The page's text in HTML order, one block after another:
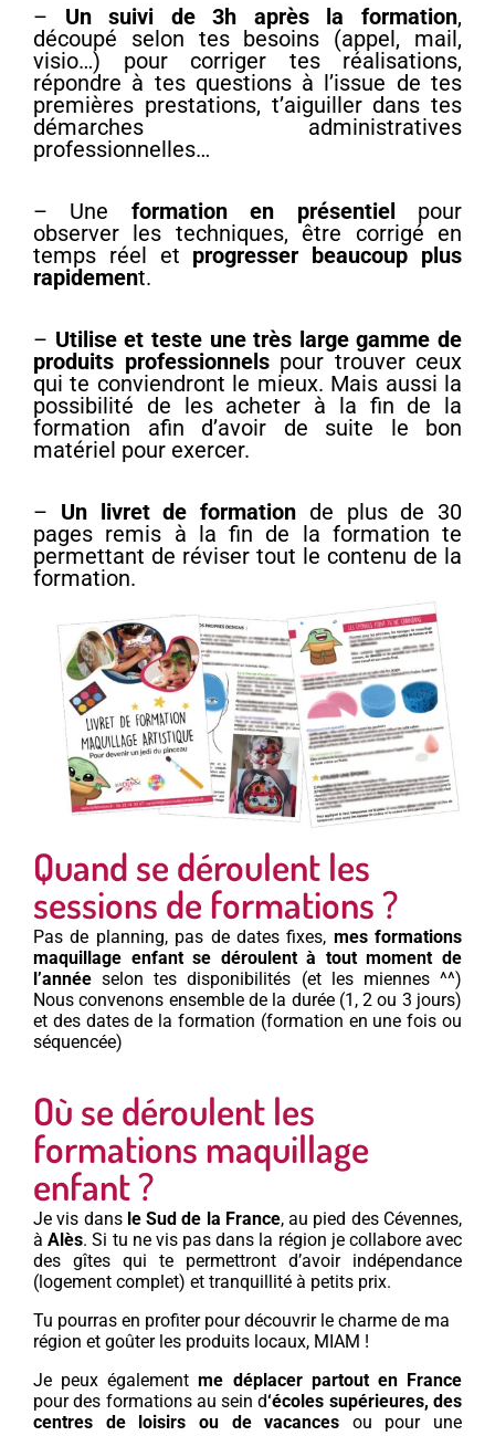
– Un suivi de 3h après la formation,
découpé selon tes besoins (appel, mail,
visio…) pour corriger tes réalisations,
répondre à tes questions à l’issue de tes
premières prestations, t’aiguiller dans tes
démarches administratives
professionnelles…
– Une formation en présentiel pour
observer les techniques, être corrigé en
temps réel et progresser beaucoup plus
rapidement.
– Utilise et teste une très large gamme de
produits professionnelspour trouver ceux
qui te conviendront le mieux. Mais aussi la
possibilité de les acheter à la fin de la
formation afin d’avoir de suite le bon
matériel pour exercer.
– Un livret de formation de plus de 30
pages remis à la fin de la formation te
permettant de réviser tout le contenu de la
formation.
Quand se déroulent les
sessions de formations ?
Pas de planning, pas de dates fixes, mes formations
maquillage enfant se déroulent à tout moment de
l’année selon tes disponibilités (et les miennes ^^)
Nous convenons ensemble de la durée (1, 2 ou 3 jours)
et des dates de la formation (formation en une fois ou
séquencée)
Où se déroulent les
formations maquillage
enfant ?
Je vis dans le Sud de la France, au pied des Cévennes,
àAlès. Si tu ne vis pas dans la région je collabore avec
des gîtes qui te permettront d’avoir indépendance
(logement complet) et tranquillité à petits prix.
Tu pourras en profiter pour découvrir le charme de ma
région et goûter les produits locaux, MIAM !
Je peux égalementme déplacer partout en France
pour des formations au sein d‘écoles supérieures, des
centres de loisirs ou de vacances ou pour une